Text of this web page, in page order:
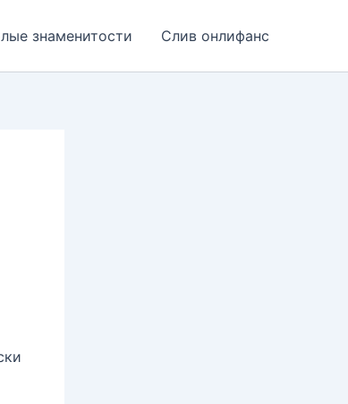
знаменитости Слив онлифанс